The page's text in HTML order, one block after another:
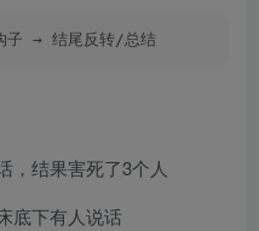
子 → 结尾反转/总结
，结果害死了3个人
底下有人说话